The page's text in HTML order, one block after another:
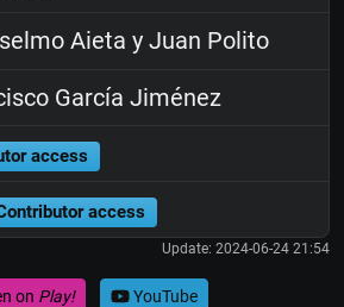
Aieta y Juan Polito
García Jiménez
access
access
Update: 2024-06-24 21:54
on Play! YouTube